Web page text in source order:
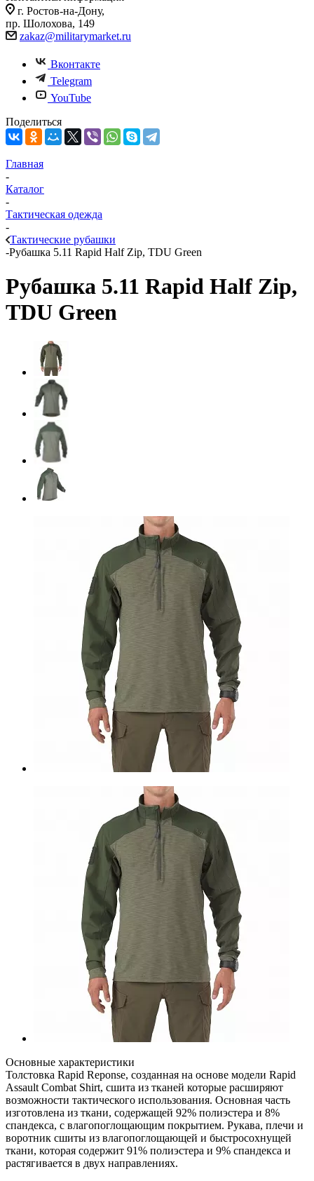
г. Ростов-на-Дону,
пр. Шолохова, 149
zakaz@militarymarket.ru
Вконтакте
Telegram
YouTube
Поделиться
Главная
-
Каталог
-
Тактическая одежда
-
Тактические рубашки
-Рубашка 5.11 Rapid Half Zip, TDU Green
Рубашка 5.11 Rapid Half Zip,
TDU Green
Основные характеристики
Толстовка Rapid Reponse, созданная на основе модели Rapid
Assault Combat Shirt, сшита из тканей которые расширяют
возможности тактического использования. Основная часть
изготовлена из ткани, содержащей 92% полиэстера и 8%
спандекса, с влагопоглощающим покрытием. Рукава, плечи и
воротник сшиты из влагопоглощающей и быстросохнущей
ткани, которая содержит 91% полиэстера и 9% спандекса и
растягивается в двух направлениях.